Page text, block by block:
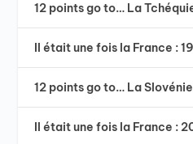
12 points go to… La
Il était une fois la France :
12 points go to… La
Il était une fois la France :